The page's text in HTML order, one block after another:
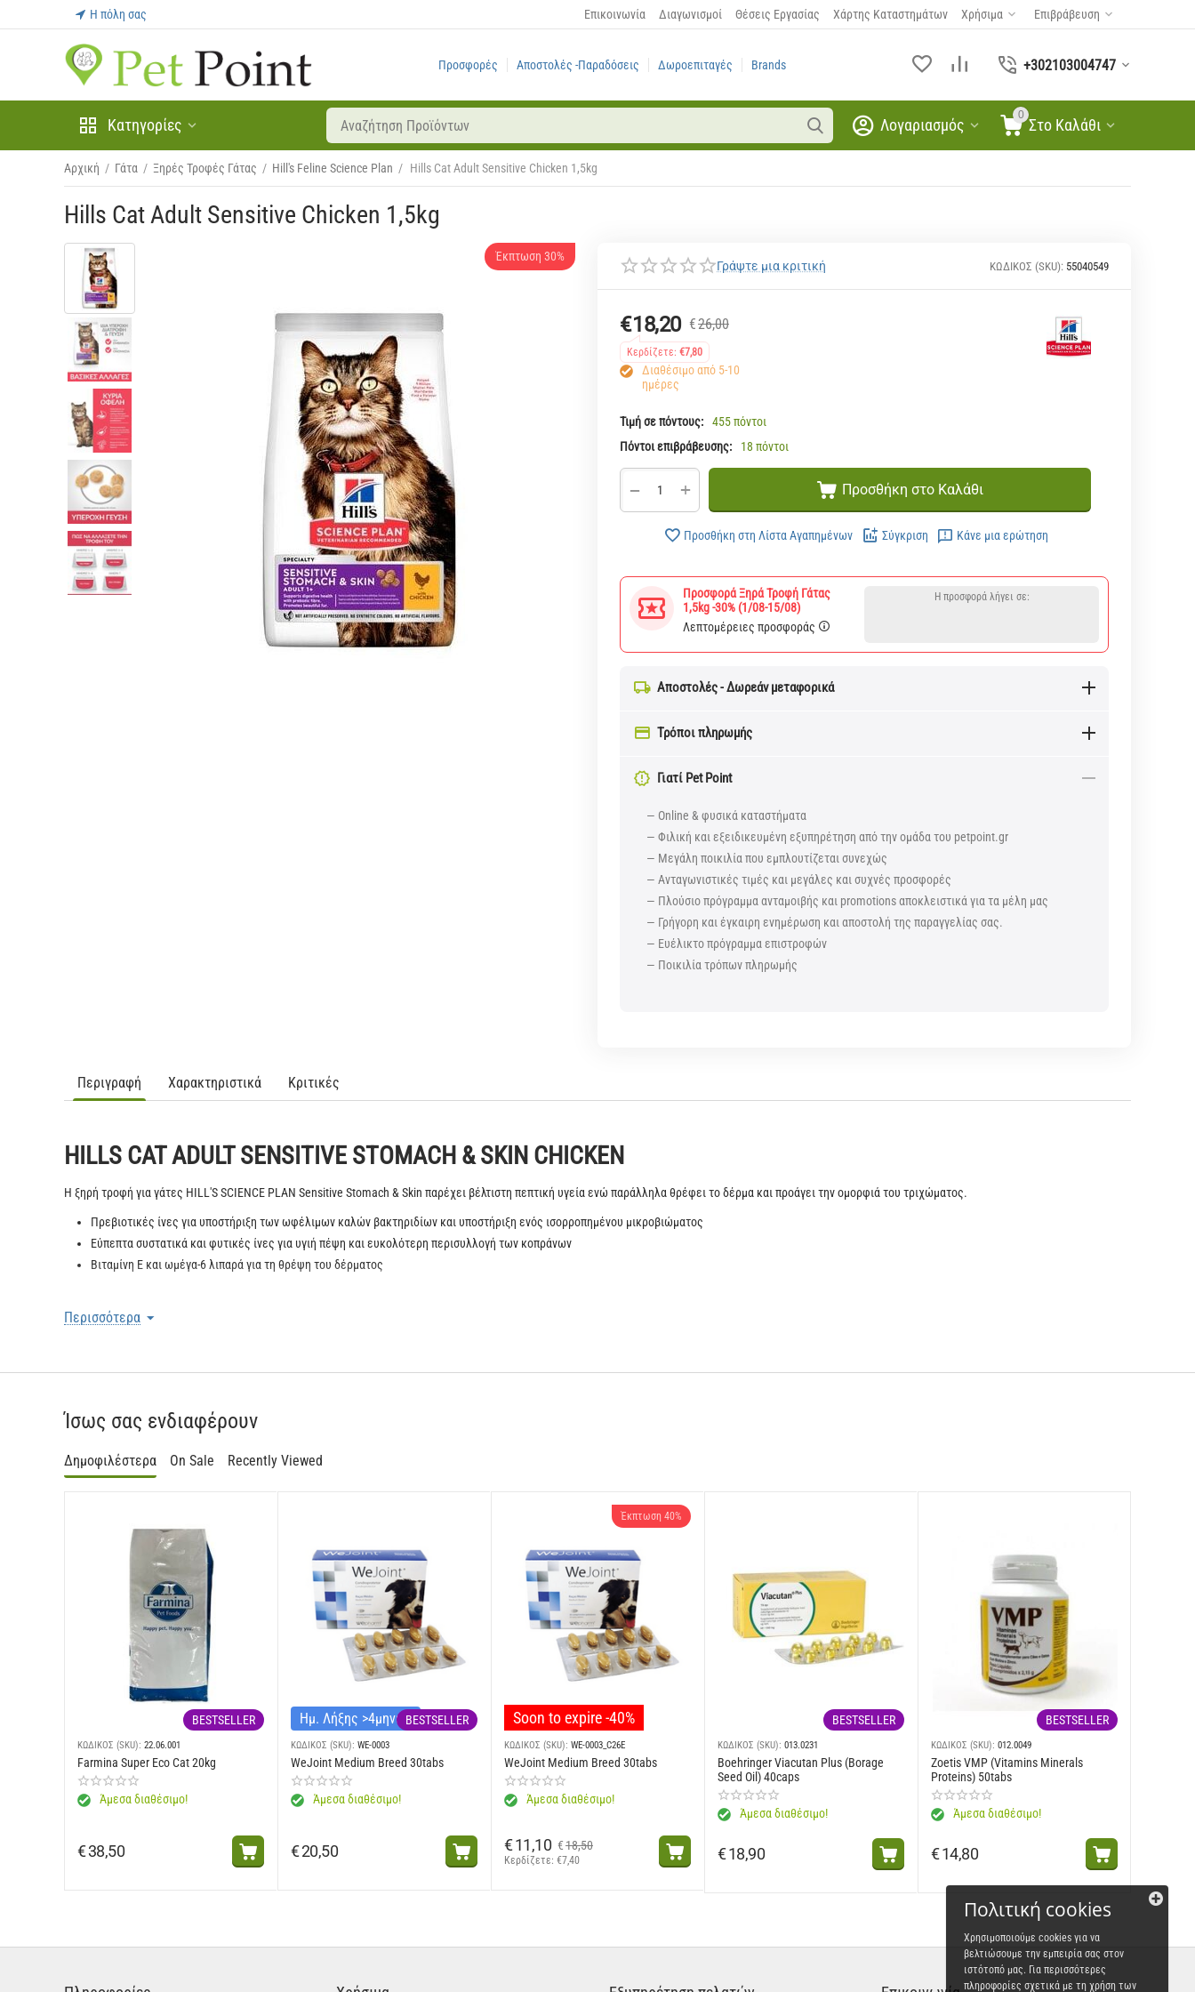
Η πόλη σας Επικοινωνία Διαγωνισμοί Θέσεις Εργασίας Χάρτης Καταστημάτων Χρήσιμα Επιβράβευση
Προσφορές Αποστολές -Παραδόσεις Δωροεπιταγές Brands +302103004747
Κατηγορίες
0
Στο Καλάθι
Λογαριασμός
Αρχική / Γάτα / Ξηρές Τροφές Γάτας / Hill's Feline Science Plan / Hills Cat Adult Sensitive Chicken 1,5kg
Hills Cat Adult Sensitive Chicken 1,5kgΈκπτωση 30%
Γράψτε μια κριτική ΚΩΔΙΚΟΣ (SKU): 55040549
€18,20 €26,00
Κερδίζετε: €7,80
Διαθέσιμο από 5-10
ημέρες
Τιμή σε πόντους:
455 πόντοι
Πόντοι επιβράβευσης:
18 πόντοι
+
− Προσθήκη στο Καλάθι
Προσθήκη στη Λίστα Αγαπημένων Σύγκριση Κάνε μια ερώτηση
Προσφορά Ξηρά Τροφή Γάτας
1,5kg -30% (1/08-15/08)
Λεπτομέρειες προσφοράς
Η προσφορά λήγει σε:
Αποστολές - Δωρεάν μεταφορικά
Τρόποι πληρωμής
Γιατί Pet Point
— Online & φυσικά καταστήματα
— Φιλική και εξειδικευμένη εξυπηρέτηση από την ομάδα του petpoint.gr
— Μεγάλη ποικιλία που εμπλουτίζεται συνεχώς
— Ανταγωνιστικές τιμές και μεγάλες και συχνές προσφορές
— Πλούσιο πρόγραμμα ανταμοιβής και promotions αποκλειστικά για τα μέλη μας
— Γρήγορη και έγκαιρη ενημέρωση και αποστολή της παραγγελίας σας.
— Ευέλικτο πρόγραμμα επιστροφών
— Ποικιλία τρόπων πληρωμής
Περιγραφή Χαρακτηριστικά Κριτικές
HILLS CAT ADULT SENSITIVE STOMACH & SKIN CHICKEN
Η ξηρή τροφή για γάτες HILL'S SCIENCE PLAN Sensitive Stomach & Skin παρέχει βέλτιστη πεπτική υγεία ενώ παράλληλα θρέφει το δέρμα και προάγει την ομορφιά του τριχώματος.
Πρεβιοτικές ίνες για υποστήριξη των ωφέλιμων καλών βακτηριδίων και υποστήριξη ενός ισορροπημένου μικροβιώματος
Εύπεπτα συστατικά και φυτικές ίνες για υγιή πέψη και ευκολότερη περισυλλογή των κοπράνων
Βιταμίνη Ε και ωμέγα-6 λιπαρά για τη θρέψη του δέρματος
Συστήνεται για:
Γατάκια, και γάτες έγκυες ή σε γαλουχία. Κατά την εγκυμοσύνη ή τη γαλουχία, πρέπει να αλλάζει στις γάτες η τροφή σε υγρή ή ξηρή τροφή για γάτες
Ρύζι ζυθοποιίας, άλευρο κοτόπουλου και γαλοπούλας, άλευρο γλουτένης καλαμποκιού, καλαμπόκι, ζωικό λίπος, αποξηραμένο ολόκληρο αυγό, αφυδατωμένος πολτός τεύτλων, ανόργανα συστατικά, υδρόλυμα
Οδηγός ημερήσιας χορήγησης
Σωματικό Βάρος (kg)
35
6 80
7 + 13 ανά kg
Έχετε πάντα διαθέσιμο φρέσκο νερό!
Περισσότερα
Ίσως σας ενδιαφέρουν
Δημοφιλέστερα On Sale Recently Viewed
BESTSELLER
ΚΩΔΙΚΟΣ (SKU): 22.06.001
Farmina Super Eco Cat 20kg
Άμεσα διαθέσιμο!
€38,50
Ημ. Λήξης >4μηνώνBESTSELLER
ΚΩΔΙΚΟΣ (SKU): WE-0003
WeJoint Medium Breed 30tabs
Άμεσα διαθέσιμο!
€20,50
Έκπτωση 40%
Soon to expire -40%
ΚΩΔΙΚΟΣ (SKU): WE-0003_C26E
WeJoint Medium Breed 30tabs
Άμεσα διαθέσιμο!
€ 18,50
€11,10
Κερδίζετε: €7,40
BESTSELLER
ΚΩΔΙΚΟΣ (SKU): 013.0231
Boehringer Viacutan Plus (Borage
Seed Oil) 40caps
Άμεσα διαθέσιμο!
€18,90
BESTSELLER
ΚΩΔΙΚΟΣ (SKU): 012.0049
Zoetis VMP (Vitamins Minerals
Proteins) 50tabs
Άμεσα διαθέσιμο!
€14,80
Πολιτική cookies
Χρησιμοποιούμε cookies για να
βελτιώσουμε την εμπειρία σας στον
ιστότοπό μας. Για περισσότερες
πληροφορίες σχετικά με τη χρήση των